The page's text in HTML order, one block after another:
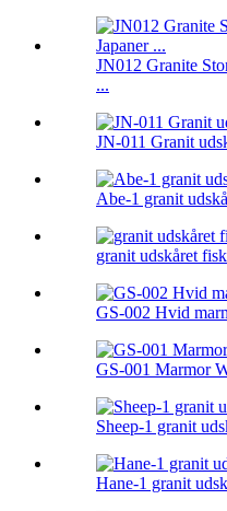
JN012 Granite
...
JN-011 Granit
Abe-1 granit
granit udskåret
GS-002 Hvid
GS-001 Marmor
Sheep-1 granit
Hane-1 granit